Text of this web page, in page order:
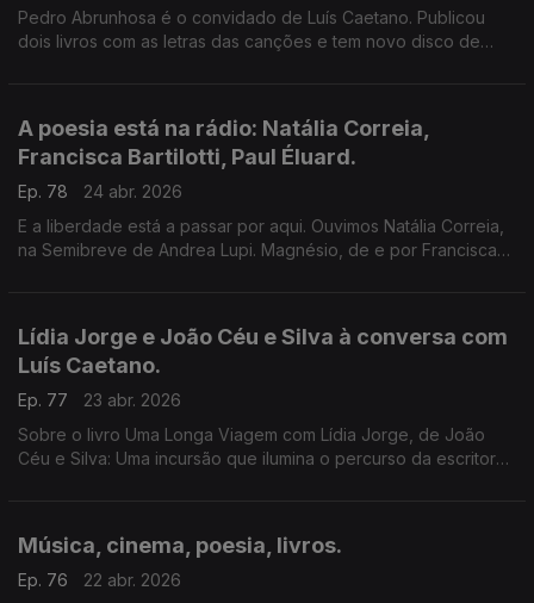
Pedro Abrunhosa é o convidado de Luís Caetano. Publicou
dois livros com as letras das canções e tem novo disco de
A poesia está na rádio: Natália Correia,
Francisca Bartilotti, Paul Éluard.
Ep. 78
24 abr. 2026
E a liberdade está a passar por aqui. Ouvimos Natália Correia,
na Semibreve de Andrea Lupi. Magnésio, de e por Francisca
Lídia Jorge e João Céu e Silva à conversa com
Luís Caetano.
Ep. 77
23 abr. 2026
Sobre o livro Uma Longa Viagem com Lídia Jorge, de João
Céu e Silva: Uma incursão que ilumina o percurso da escritora,
Música, cinema, poesia, livros.
Ep. 76
22 abr. 2026